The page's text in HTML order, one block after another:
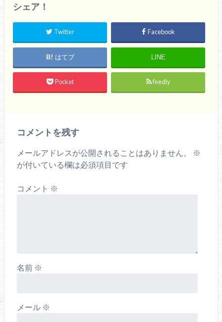
シェア！
Twitter Facebook
はてブ LINE
Pocket feedly
コメントを残す
メールアドレスが公開されることはありません。
※
が付いている欄は必須項目です
コメント ※
名前 ※
メール ※